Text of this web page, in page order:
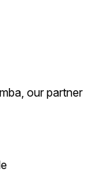
our partner